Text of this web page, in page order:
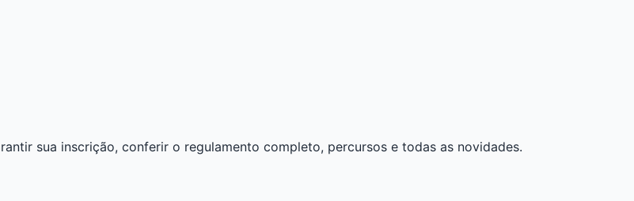
sua inscrição, conferir o regulamento completo, percursos e todas as novidades.